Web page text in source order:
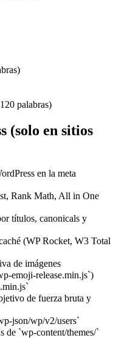
palabras)
(solo en sitios
en la meta
Rank Math, All in One
títulos, canonicals y
(WP Rocket, W3 Total
de imágenes
emoji-release.min.js`)
de fuerza bruta y
json/wp/v2/users`
de `wp-content/themes/`